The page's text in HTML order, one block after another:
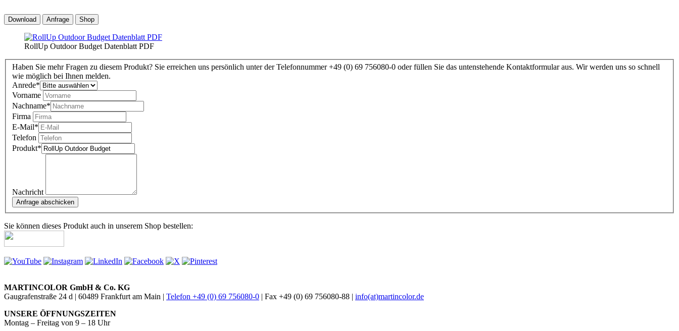
Download Anfrage Shop
RollUp Outdoor Budget Datenblatt PDF
Haben Sie mehr Fragen zu diesem Produkt? Sie erreichen uns persönlich unter der Telefonnummer +49 (0) 69 756080-0 oder füllen Sie das untenstehende Kontaktformular aus. Wir werden uns so schnell
wie möglich bei Ihnen melden.
Anrede*
Vorname
Nachname*
Firma
E-Mail*
Telefon
Produkt*
Nachricht
Sie können dieses Produkt auch in unserem Shop bestellen:
MARTINCOLOR GmbH & Co. KG
Gaugrafenstraße 24 d | 60489 Frankfurt am Main | Telefon +49 (0) 69 756080-0 | Fax +49 (0) 69 756080-88 | info(at)martincolor.de
UNSERE ÖFFNUNGSZEITEN
Montag – Freitag von 9 – 18 Uhr